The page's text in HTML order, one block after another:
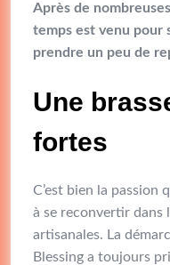
Après de
temps est venu pour
prendre un peu de
Une
fortes
C’est bien la passion
à se reconvertir dans
artisanales. La
Blessing a toujours